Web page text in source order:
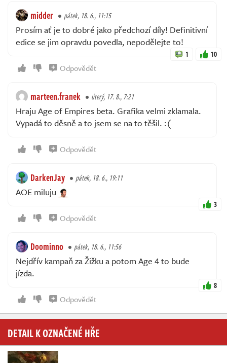
midder pátek, 18. 6., 11:15
Prosím ať je to dobré jako předchozí díly! Definitivní
edice se jim opravdu povedla, nepodělejte to!
1 10
Odpovědět
marteen.franek úterý, 17. 8., 7:21
Hraju Age of Empires beta. Grafika velmi zklamala.
Vypadá to děsně a to jsem se na to těšil. :(
Odpovědět
DarkenJay pátek, 18. 6., 19:11
AOE miluju
3
Odpovědět
Doominno pátek, 18. 6., 11:56
Nejdřív kampaň za Žižku a potom Age 4 to bude
jízda.
8
Odpovědět
DETAIL K OZNAČENÉ HŘE